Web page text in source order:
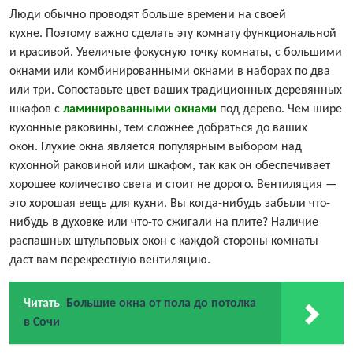
Люди обычно проводят больше времени на своей
кухне. Поэтому важно сделать эту комнату функциональной
и красивой. Увеличьте фокусную точку комнаты, с большими
окнами или комбинированными окнами в наборах по два
или три. Сопоставьте цвет ваших традиционных деревянных
шкафов с ламинированными окнами под дерево. Чем шире
кухонные раковины, тем сложнее добраться до ваших
окон. Глухие окна является популярным выбором над
кухонной раковиной или шкафом, так как он обеспечивает
хорошее количество света и стоит не дорого. Вентиляция —
это хорошая вещь для кухни. Вы когда-нибудь забыли что-
нибудь в духовке или что-то сжигали на плите? Наличие
распашных штульповых окон с каждой стороны комнаты
даст вам перекрестную вентиляцию.
Читать
Большие окна от пола до потолка
в Сочи